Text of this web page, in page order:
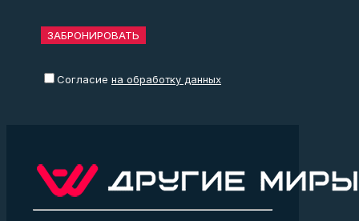
Согласие на обработку данных